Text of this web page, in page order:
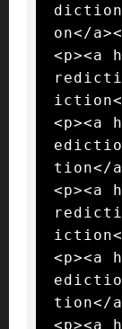
on</
<p><a
<p><a
tion</
<p><a
tion</
<p><a